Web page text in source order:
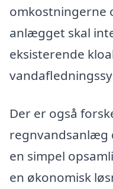
omkostningerne
anlægget skal
eksisterende
Der er også
regnvandsanlæg
en simpel
en økonomisk